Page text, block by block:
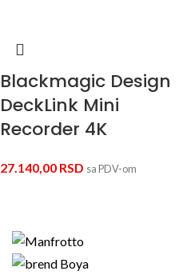
Blackmagic Design
DeckLink Mini
Recorder 4K
27.140,00 RSD sa PDV-om